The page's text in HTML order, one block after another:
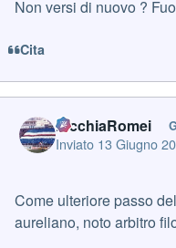
Non versi di nuovo ?
Cita
PicchiaRomei
Inviato 13 Giugno
Come ulteriore passo
aureliano, noto arbitro